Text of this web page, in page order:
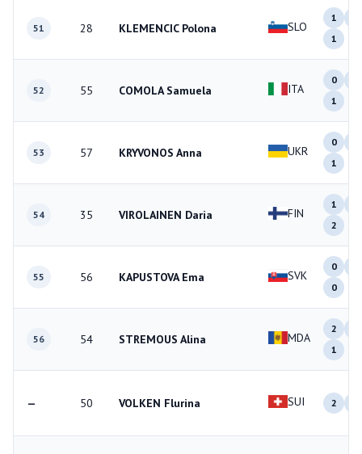
51 28 KLEMENCIC Polona SLO
1
1
52 55 COMOLA Samuela ITA
0
1
53 57 KRYVONOS Anna UKR
0
1
54 35 VIROLAINEN Daria FIN
1
2
55 56 KAPUSTOVA Ema SVK
0
0
56 54 STREMOUS Alina MDA
2
1
— 50 VOLKEN Flurina SUI 2